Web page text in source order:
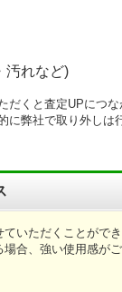
汚れなど)
くと査定UPにつな
弊社で取り外しは
いただくことができ
合、強い使用感が